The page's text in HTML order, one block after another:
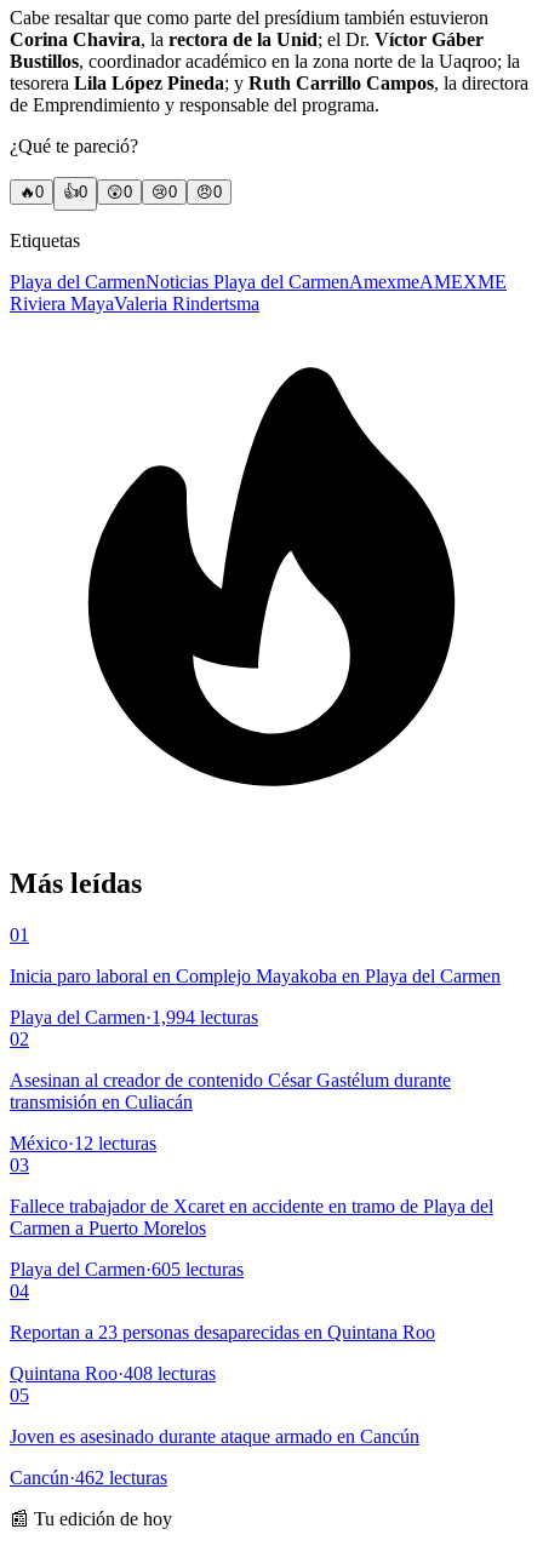
Cabe resaltar que como parte del presídium también estuvieron
Corina Chavira, la rectora de la Unid; el Dr. Víctor Gáber
Bustillos, coordinador académico en la zona norte de la Uaqroo; la
tesorera Lila López Pineda; y Ruth Carrillo Campos, la directora
de Emprendimiento y responsable del programa.
¿Qué te pareció?
🔥0 👍0 😲0 😢0 😠0
Etiquetas
Playa del CarmenNoticias Playa del CarmenAmexmeAMEXME
Riviera MayaValeria Rindertsma
Más leídas
01
Inicia paro laboral en Complejo Mayakoba en Playa del Carmen
Playa del Carmen·1,994 lecturas
02
Asesinan al creador de contenido César Gastélum durante
transmisión en Culiacán
México·12 lecturas
03
Fallece trabajador de Xcaret en accidente en tramo de Playa del
Carmen a Puerto Morelos
Playa del Carmen·605 lecturas
04
Reportan a 23 personas desaparecidas en Quintana Roo
Quintana Roo·408 lecturas
05
Joven es asesinado durante ataque armado en Cancún
Cancún·462 lecturas
📰 Tu edición de hoy